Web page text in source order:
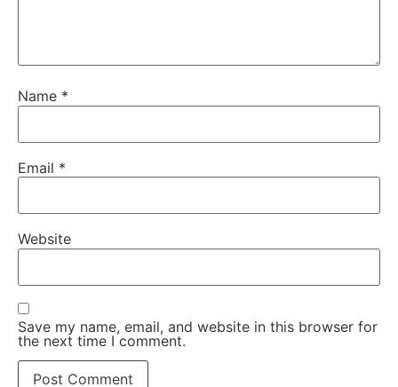
Name *
Email *
Website
Save my name, email, and website in this browser for
the next time I comment.